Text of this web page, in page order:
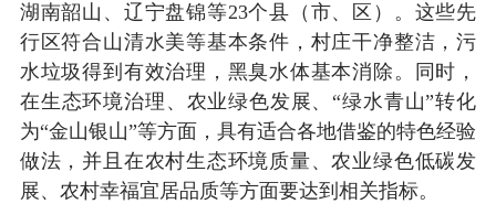
湖南韶山、辽宁盘锦等23个县（市、区）。这些先
行区符合山清水美等基本条件，村庄干净整洁，污
水垃圾得到有效治理，黑臭水体基本消除。同时，
在生态环境治理、农业绿色发展、“绿水青山”转化
为“金山银山”等方面，具有适合各地借鉴的特色经验
做法，并且在农村生态环境质量、农业绿色低碳发
展、农村幸福宜居品质等方面要达到相关指标。